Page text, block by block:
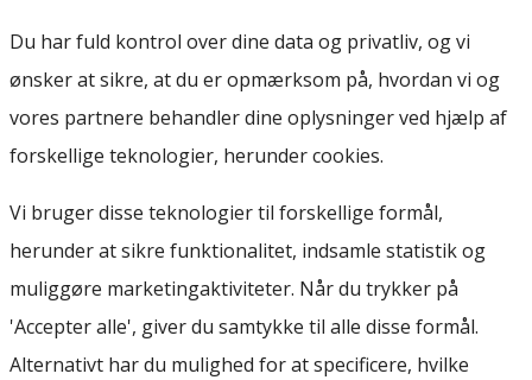
Du har fuld kontrol over dine data og privatliv, og vi
ønsker at sikre, at du er opmærksom på, hvordan vi og
vores partnere behandler dine oplysninger ved hjælp af
forskellige teknologier, herunder cookies.
Vi bruger disse teknologier til forskellige formål,
herunder at sikre funktionalitet, indsamle statistik og
muliggøre marketingaktiviteter. Når du trykker på
'Accepter alle', giver du samtykke til alle disse formål.
Alternativt har du mulighed for at specificere, hvilke